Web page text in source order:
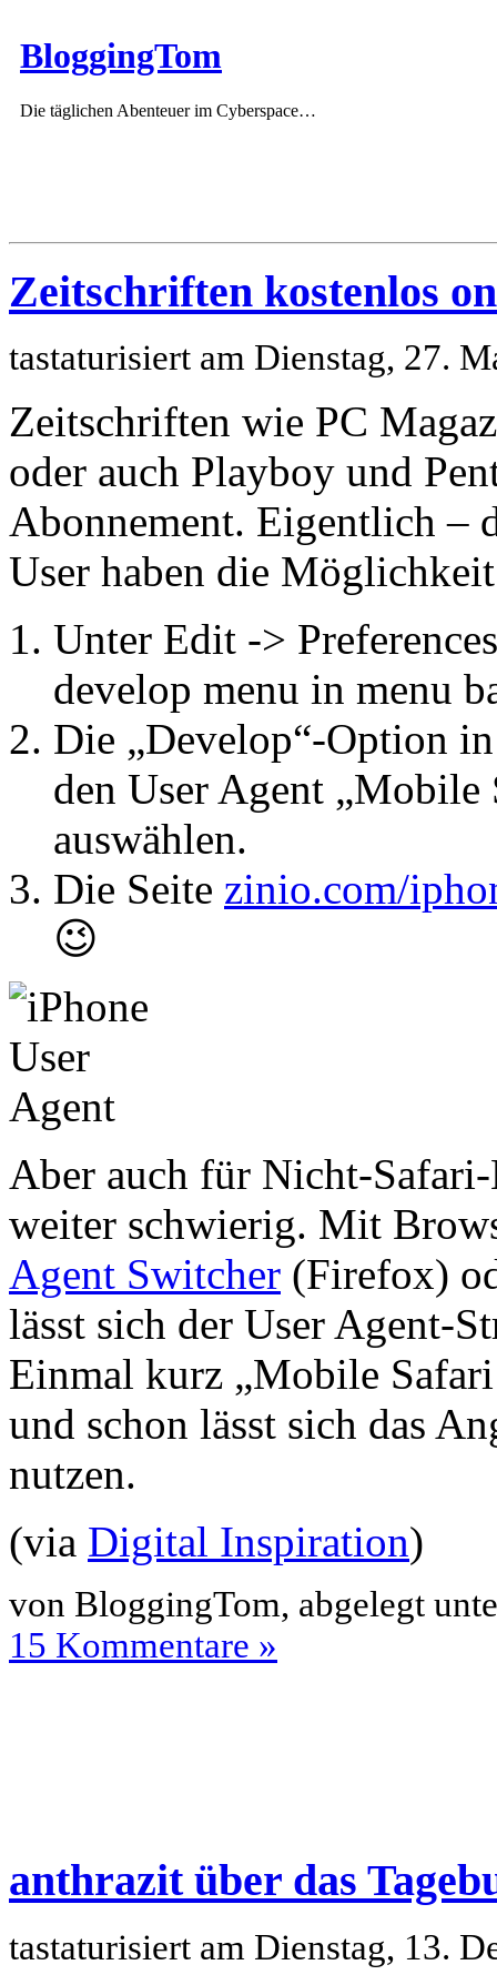
BloggingTom
Die täglichen Abenteuer im Cyberspace…
Zeitschriften kostenlos
tastaturisiert am Dienstag, 27.
Zeitschriften wie PC
oder auch Playboy und
Abonnement. Eigentlich –
User haben die
Unter Edit ->
develop menu in menu
Die „Develop“-Option
den User Agent „Mobile
auswählen.
Die Seite zinio.com/
😉
Aber auch für Nicht-
weiter schwierig. Mit
Agent Switcher (Firefox)
lässt sich der User Agent-
Einmal kurz „Mobile
und schon lässt sich das
nutzen.
(via Digital Inspiration)
von BloggingTom, abgelegt
15 Kommentare »
anthrazit über das
tastaturisiert am Dienstag, 13.